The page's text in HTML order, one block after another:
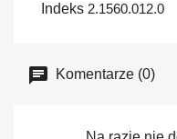
Indeks 2.1560.012.0
Komentarze (0)